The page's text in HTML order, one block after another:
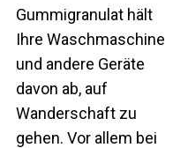
Gummigranulat hält
Ihre Waschmaschine
und andere Geräte
davon ab, auf
Wanderschaft zu
gehen. Vor allem bei